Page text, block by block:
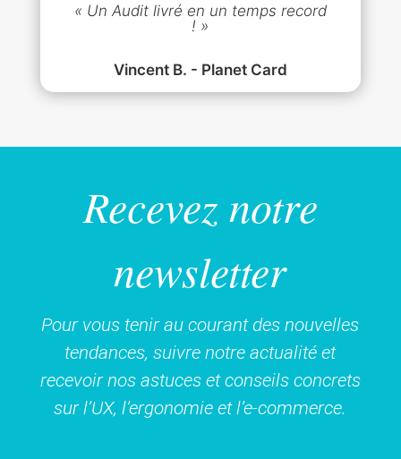
« Un Audit livré en un temps record
! »
Vincent B. - Planet Card
Recevez notre
newsletter
Pour vous tenir au courant des nouvelles
tendances, suivre notre actualité et
recevoir nos astuces et conseils concrets
sur l’UX, l’ergonomie et l’e-commerce.